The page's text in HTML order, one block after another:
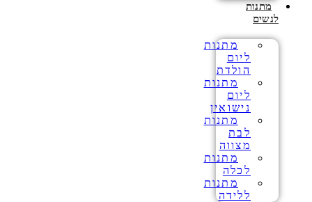
מתנות
לנשים
מתנות
ליום
הולדת
מתנות
ליום
נישואין
מתנות
לבת
מצווה
מתנות
לכלה
מתנות
ללידה